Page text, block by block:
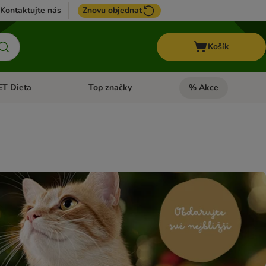
Kontaktujte nás Znovu objednat
Košík
menu: Koně
Dieta Otevřít menu: + VET Dieta
Top značky Otevřít menu: Top
% Akce